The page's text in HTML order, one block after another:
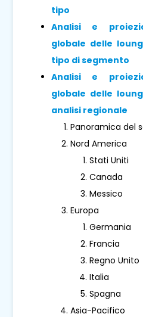
tipo
Analisi e
globale delle
tipo di segmento
Analisi e
globale delle
analisi regionale
Panoramica del
Nord America
Stati Uniti
Canada
Messico
Europa
Germania
Francia
Regno Unito
Italia
Spagna
Asia-Pacifico